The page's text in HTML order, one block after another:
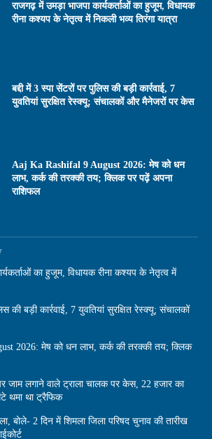
राजगढ़ में उमड़ा भाजपा कार्यकर्ताओं का हुजूम, विधायक
रीना कश्यप के नेतृत्व में निकली भव्य तिरंगा यात्रा
बद्दी में 3 स्पा सेंटरों पर पुलिस की बड़ी कार्रवाई, 7
युवतियां सुरक्षित रेस्क्यू; संचालकों और मैनेजरों पर केस
Aaj Ka Rashifal 9 August 2026: मेष को धन
लाभ, कर्क की तरक्की तय; क्लिक पर पढ़ें अपना
राशिफल
का हुजूम, विधायक रीना कश्यप के नेतृत्व में
की बड़ी कार्रवाई, 7 युवतियां सुरक्षित रेस्क्यू; संचालकों
2026: मेष को धन लाभ, कर्क की तरक्की तय; क्लिक
जाम लगाने वाले ट्राला चालक पर केस, 22 हजार का
थमा था ट्रैफिक
बोले- 2 दिन में शिमला जिला परिषद चुनाव की तारीख